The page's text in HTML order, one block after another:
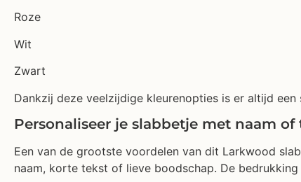
Roze
Wit
Zwart
Dankzij deze veelzijdige kleurenopties is er altijd
Personaliseer je slabbetje met naam of
Een van de grootste voordelen van dit Larkwood
naam, korte tekst of lieve boodschap. De